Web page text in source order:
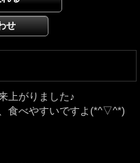
上がりました♪
食べやすいですよ(*^▽^*)